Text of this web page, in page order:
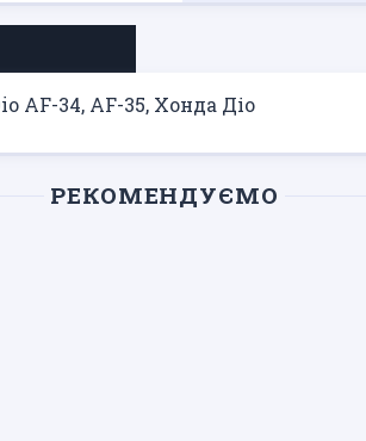
AF-34, AF-35, Хонда Діо
РЕКОМЕНДУЄМО